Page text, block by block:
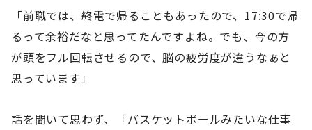
「前職では、終電で帰ることもあったので、17:30で帰
るって余裕だなと思ってたんですよね。でも、今の方
が頭をフル回転させるので、脳の疲労度が違うなぁと
思っています」
話を聞いて思わず、「バスケットボールみたいな仕事